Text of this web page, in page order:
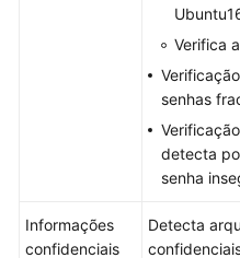
containers
Gerenciamento
cluster
Verifica
senhas
detecta
senha
Informações
confidenciais
Detecta